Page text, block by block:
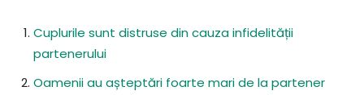
Cuplurile sunt distruse din cauza infidelității
partenerului
Oamenii au așteptări foarte mari de la partener